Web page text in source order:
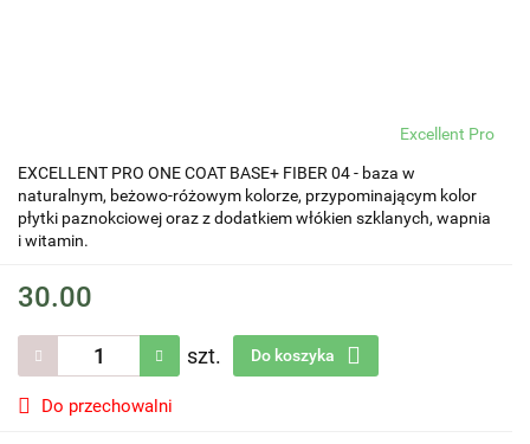
Excellent Pro
EXCELLENT PRO ONE COAT BASE+ FIBER 04 - baza w
naturalnym, beżowo-różowym kolorze, przypominającym kolor
płytki paznokciowej oraz z dodatkiem włókien szklanych, wapnia
i witamin.
30.00
szt. Do koszyka
Do przechowalni